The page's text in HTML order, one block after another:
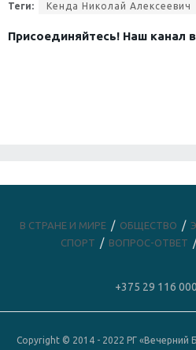
Теги: Кенда Николай Алексеевич
Присоединяйтесь! Наш канал в
В СТРАНЕ И МИРЕ ОБЩЕСТВО
СПОРТ
ВОПРОС-ОТВЕТ
+375 29 116
Copyright © 2014 - 2022 РГ «Вечерний